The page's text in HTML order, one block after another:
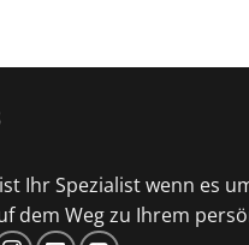
Ihr Spezialist wenn es
dem Weg zu Ihrem